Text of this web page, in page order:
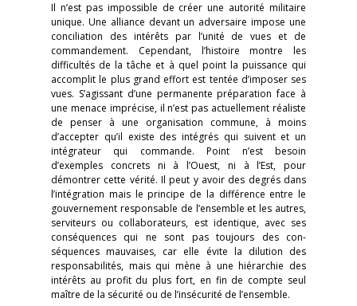
Il n’est pas impossible de créer une autorité militaire
unique. Une alliance devant un adversaire impose une
conciliation des intérêts par l’unité de vues et de
commandement. Cependant, l’histoire montre les
difficultés de la tâche et à quel point la puissance qui
accomplit le plus grand effort est tentée d’imposer ses
vues. S’agissant d’une permanente préparation face à
une menace imprécise, il n’est pas actuellement réaliste
de penser à une organisation commune, à moins
d’accepter qu’il existe des intégrés qui suivent et un
intégrateur qui commande. Point n’est besoin
d’exemples concrets ni à l’Ouest, ni à l’Est, pour
démontrer cette vérité. Il peut y avoir des degrés dans
l’intégration mais le principe de la différence entre le
gouvernement responsable de l’ensemble et les autres,
serviteurs ou collaborateurs, est identique, avec ses
conséquences qui ne sont pas toujours des con­
séquences mauvaises, car elle évite la dilution des
responsabilités, mais qui mène à une hiérarchie des
intérêts au profit du plus fort, en fin de compte seul
maître de la sécurité ou de l’insécurité de l’ensemble.